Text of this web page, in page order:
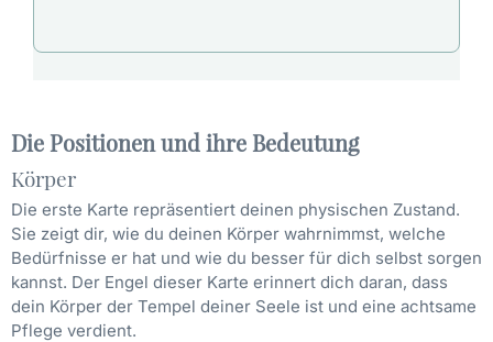
Die Positionen und ihre Bedeutung
Körper
Die erste Karte repräsentiert deinen physischen Zustand.
Sie zeigt dir, wie du deinen Körper wahrnimmst, welche
Bedürfnisse er hat und wie du besser für dich selbst sorgen
kannst. Der Engel dieser Karte erinnert dich daran, dass
dein Körper der Tempel deiner Seele ist und eine achtsame
Pflege verdient.